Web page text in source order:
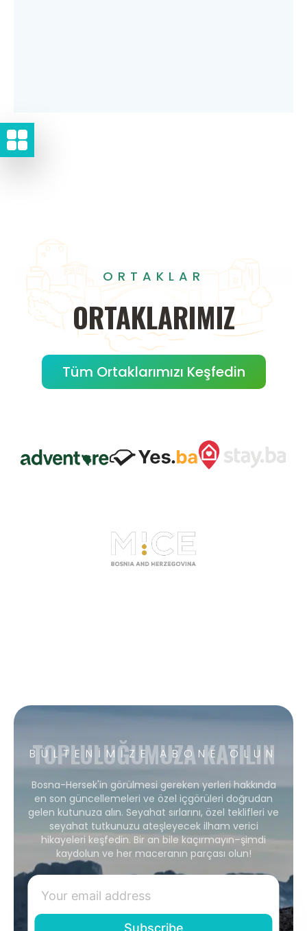
ORTAKLAR
ORTAKLARIMIZ
Tüm Ortaklarımızı Keşfedin
BÜLTENIMIZE ABONE OLUN
TOPLULUĞUMUZA KATILIN
Bosna-Hersek'in görülmesi gereken yerleri hakkında
en son güncellemeleri ve özel içgörüleri doğrudan
gelen kutunuza alın. Seyahat sırlarını, özel teklifleri ve
seyahat tutkunuzu ateşleyecek ilham verici
hikayeleri keşfedin. Bir an bile kaçırmayın–şimdi
kaydolun ve her maceranın parçası olun!